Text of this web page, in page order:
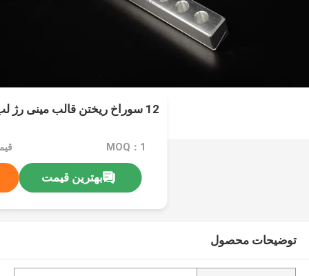
12 سوراخ ریختن قالب مینی رژ لب 3-5 قالب در دقیقه
MOQ：1
بهترین قیمت
توضیحات محصول